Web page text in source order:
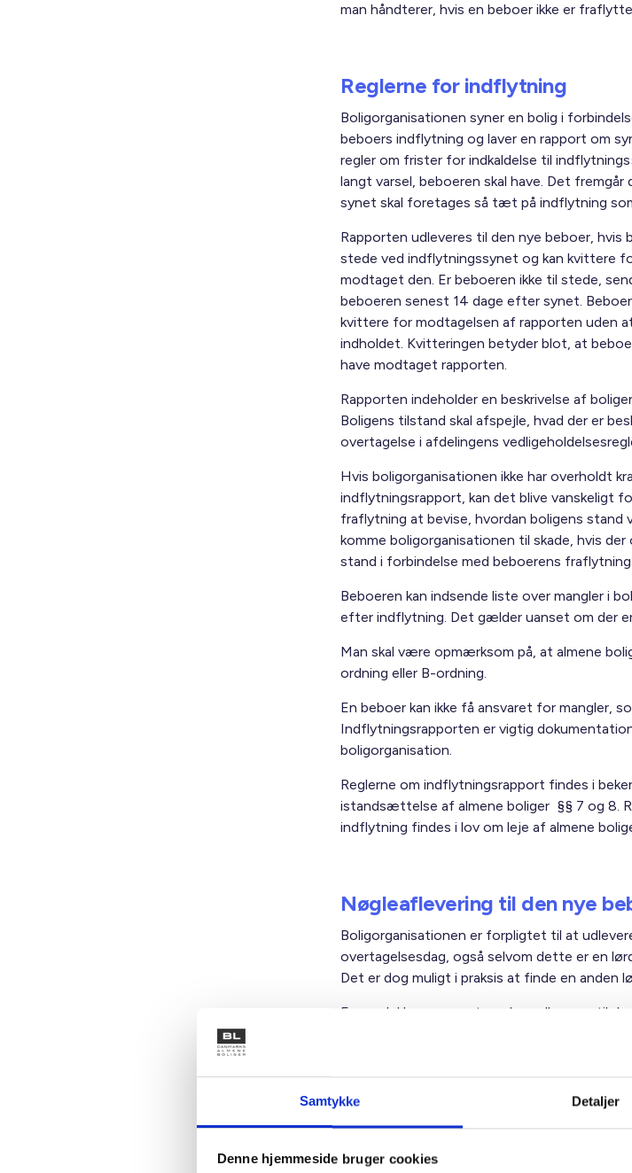
Samtykke Detaljer
Denne hjemmeside bruger cookies
man håndterer, hvis en beboer ikke er
Reglerne for indflytning
Boligorganisationen syner en bolig i
beboers indflytning og laver en rapport om
regler om frister for indkaldelse til
langt varsel, beboeren skal have. Det fremgår
synet skal foretages så tæt på indflytning
Rapporten udleveres til den nye beboer, hvis
stede ved indflytningssynet og kan kvittere
modtaget den. Er beboeren ikke til stede,
beboeren senest 14 dage efter synet.
kvittere for modtagelsen af rapporten uden
indholdet. Kvitteringen betyder blot, at
have modtaget rapporten.
Rapporten indeholder en beskrivelse af
Boligens tilstand skal afspejle, hvad der er
overtagelse i afdelingens
Hvis boligorganisationen ikke har overholdt
indflytningsrapport, kan det blive vanskeligt
fraflytning at bevise, hvordan boligens stand
komme boligorganisationen til skade, hvis
stand i forbindelse med beboerens fraflytning.
Beboeren kan indsende liste over mangler i
efter indflytning. Det gælder uanset om der
Man skal være opmærksom på, at almene
ordning eller B-ordning.
En beboer kan ikke få ansvaret for mangler,
Indflytningsrapporten er vigtig
boligorganisation.
Reglerne om indflytningsrapport findes i
istandsættelse af almene boliger §§ 7 og 8.
indflytning findes i lov om leje af almene
Nøgleaflevering til den nye
Boligorganisationen er forpligtet til at
overtagelsesdag, også selvom dette er en
Det er dog muligt i praksis at finde en anden
En model kan være, at nøglen udleveres til
mens fraflytter i princippet har ret til at få
der reelt er sket genudlejning.
En anden model kan være, at
nøglen første hverdag efter